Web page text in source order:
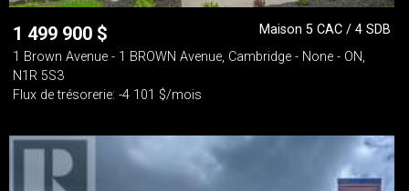
1 499 900 $
Maison 5 CAC / 4 SDB
1 Brown Avenue - 1 BROWN Avenue, Cambridge - None - ON,
N1R 5S3
Flux de trésorerie: -4 101 $/mois